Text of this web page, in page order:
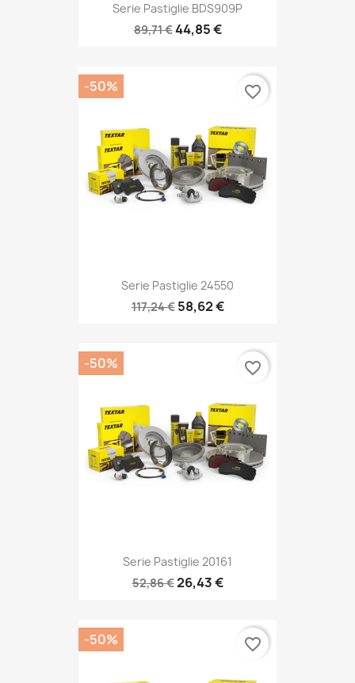
Serie Pastiglie BDS909P
89,71 €44,85 €
Serie Pastiglie 24550
117,24 € 58,62 €
-50% favorite_border
Serie Pastiglie 20161
52,86 €26,43 €
-50% favorite_border
-50% favorite_border